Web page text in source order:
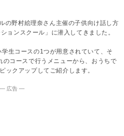
の野村絵理奈さん主催の子供向け話し方
ョンスクール」に潜入してきました。
生コースの1つが用意されていて、そ
コースで行うメニューから、おうちで
ックアップしてご紹介します。
― 広告 ―